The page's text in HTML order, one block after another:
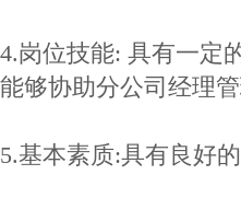
4.岗位技能: 具有一定
能够协助分公司经理
5.基本素质:具有良好